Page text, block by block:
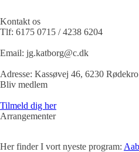
Kontakt os
Tlf: 6175 0715 / 4238 6204
Email: jg.katborg@c.dk
Adresse: Kassøvej 46, 6230 Rødekro
Bliv medlem
Tilmeld dig her
Arrangementer
Her finder I vort nyeste program: